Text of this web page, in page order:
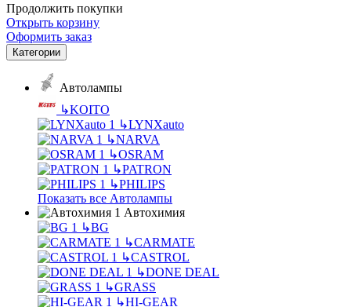
Продолжить покупки
Открыть корзину
Оформить заказ
Категории
Автолампы
↳KOITO
↳LYNXauto
↳NARVA
↳OSRAM
↳PATRON
↳PHILIPS
Показать все Автолампы
Автохимия
↳BG
↳CARMATE
↳CASTROL
↳DONE DEAL
↳GRASS
↳HI-GEAR